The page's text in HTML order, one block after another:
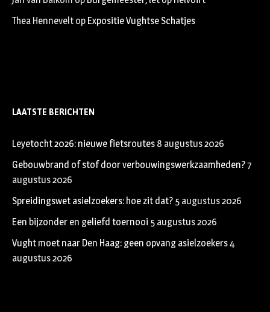
Thea Hennevelt op Expositie Vughtse Schatjes
LAATSTE BERICHTEN
Leyetocht 2026: nieuwe fietsroutes 8 augustus 2026
Gebouwbrand of stof door verbouwingswerkzaamheden?7
augustus 2026
Spreidingswet asielzoekers: hoe zit dat? 5 augustus 2026
Een bijzonder en geliefd toernooi 5 augustus 2026
Vught moet naar Den Haag: geen opvang asielzoekers4
augustus 2026